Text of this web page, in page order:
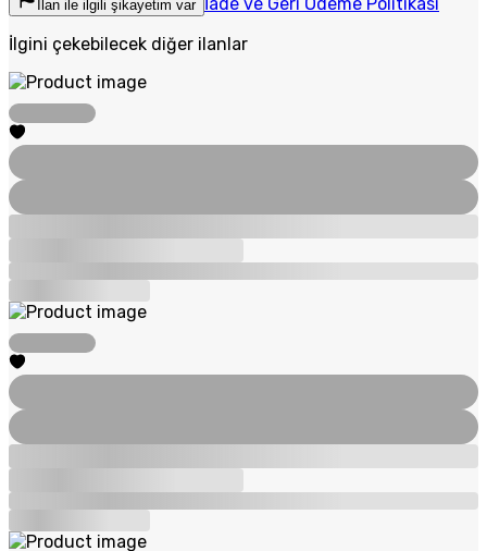
İlan ile ilgili şikayetim var
İlgini çekebilecek diğer ilanlar